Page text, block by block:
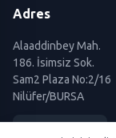
Adres
Alaaddinbey Mah.
186. İsimsiz Sok.
Sam2 Plaza No:2/16
Nilüfer/BURSA